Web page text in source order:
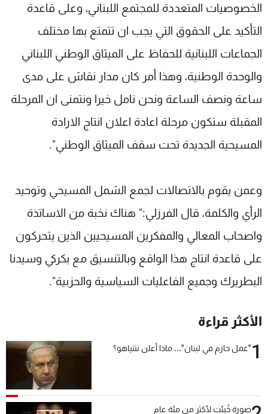
الخصوصيات المتعددة للمجتمع اللبناني، وعلى قاعدة
التأكيد على الحقوق التي يجب ان تتمتع بها مختلف
الجماعات اللبنانية للحفاظ على الميثاق الوطني اللبناني
والوحدة الوطنية، وهذا أمر كان مدار نقاش على مدى
ساعة ونصف الساعة ونحن نامل خيرا ونتمنى ان المرحلة
المقبلة ستكون مرحلة اعادة اعلان انتاج الارادة
المسيحية الجديدة تحت سقف الميثاق الوطني".
وعمن يقوم بالاتصالات لجمع الشمل المسيحي وتوحيد
الرأي والكلمة، قال الفرزلي:" هناك نخبة من الاساتذة
واصحاب المعالي والمفكرين المسيحيين الذين يتحركون
على قاعدة انتاج هذا الواقع وبالتنسيق مع بكركي وسيدنا
البطريرك وجميع الفاعليات السياسية والحزبية".
الأكثر قراءة
1"عمل حازم في لبنان"... ماذا أعلن نتنياهو؟
صورة خُبئت لأكثر من مئة عام